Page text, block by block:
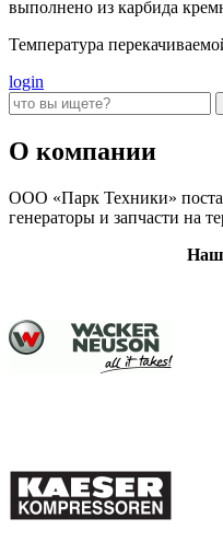
выполнено из карбида
Температура
login
О компании
ООО «Парк Техники»
генераторы и запчасти на